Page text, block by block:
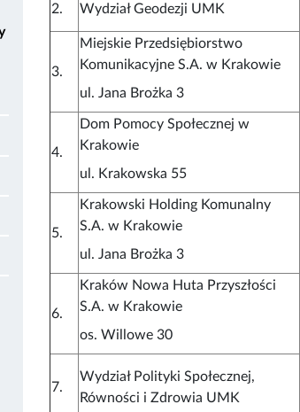
2. Wydział Geodezji UMK
3.
Miejskie Przedsiębiorstwo
Komunikacyjne S.A. w Krakowie
ul. Jana Brożka 3
4.
Dom Pomocy Społecznej w
Krakowie
ul. Krakowska 55
5.
Krakowski Holding Komunalny
S.A. w Krakowie
ul. Jana Brożka 3
6.
Kraków Nowa Huta Przyszłości
S.A. w Krakowie
os. Willowe 30
7.
Wydział Polityki Społecznej,
Równości i Zdrowia UMK